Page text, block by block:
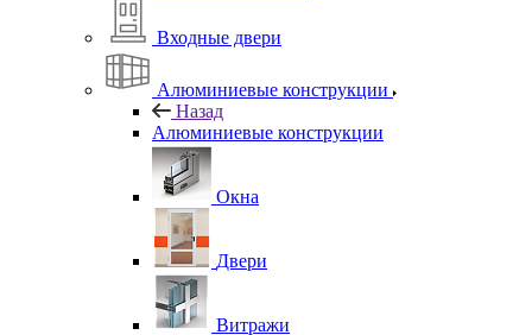
Входные двери
Алюминиевые конструкции
Назад
Алюминиевые конструкции
Окна
Двери
Витражи